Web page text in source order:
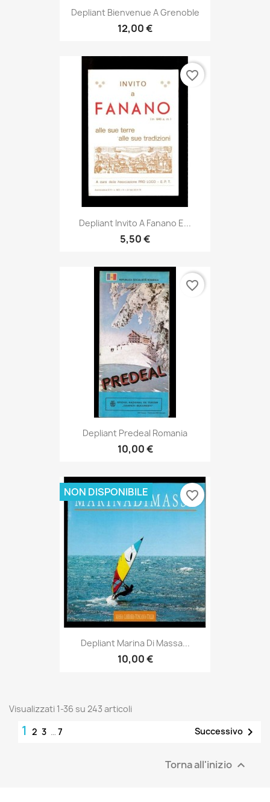
Depliant Bienvenue A Grenoble
12,00 €
Depliant Invito A Fanano E...
5,50 €
favorite_border
Depliant Predeal Romania
10,00 €
favorite_border
Depliant Marina Di Massa...
10,00 €
NON DISPONIBILE favorite_border
Visualizzati 1-36 su 243 articoli
1 2 3 … 7 Successivo 
Torna all'inizio 